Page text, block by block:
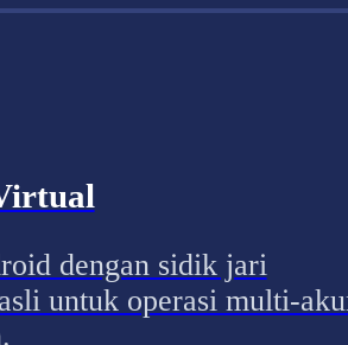
dengan sidik jari
untuk operasi multi-